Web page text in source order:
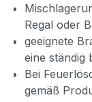
Regal oder
geeignete
eine ständig
Bei
gemäß